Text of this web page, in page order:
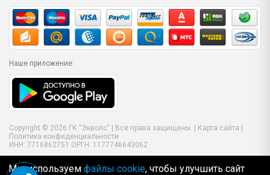
Наше приложение:
Copyright © 2026 ГК "Экволс" | Все права защищены. | Карта сайта
Политика конфиденциальности
ИНН: 7716862751 ОРГН: 1177746643062
Мы используем файлы cookie, чтобы улучшить сайт